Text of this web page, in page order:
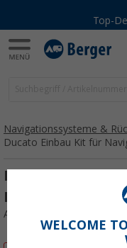
Top-Deals
Navigationssysteme &
Ducato Einbau Kit für
Blaupunkt
Art.-Nr.: 289150
WELCOME